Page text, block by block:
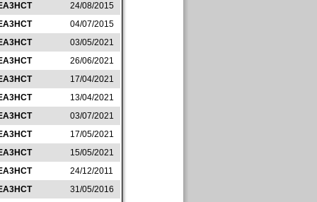
24/08/2015
04/07/2015
03/05/2021
26/06/2021
17/04/2021
13/04/2021
03/07/2021
17/05/2021
15/05/2021
24/12/2011
31/05/2016